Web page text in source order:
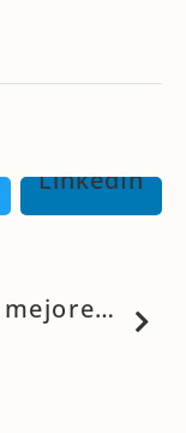
LinkedIn
Las 6 mejores novelas históricas sobre Alejandro Magno